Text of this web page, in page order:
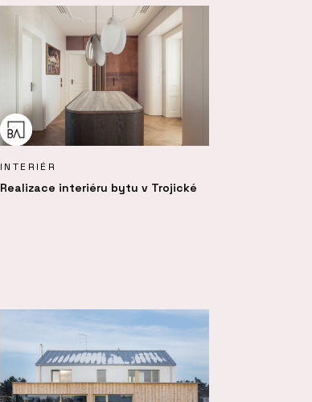
INTERIÉR
Realizace interiéru bytu v Trojické